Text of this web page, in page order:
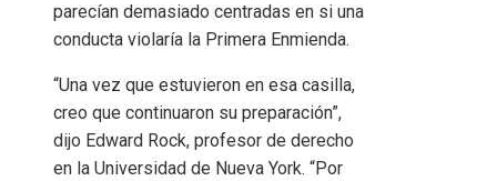
parecían demasiado centradas en si una
conducta violaría la Primera Enmienda.
“Una vez que estuvieron en esa casilla,
creo que continuaron su preparación”,
dijo Edward Rock, profesor de derecho
en la Universidad de Nueva York. “Por